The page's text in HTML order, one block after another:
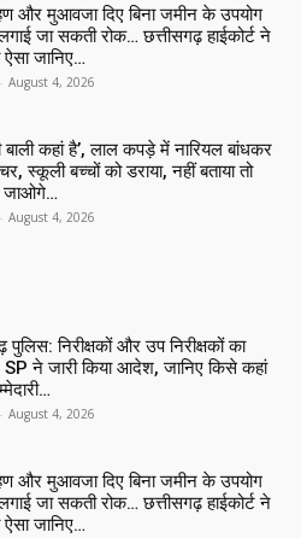
और मुआवजा दिए बिना जमीन के उपयोग
जा सकती रोक… छत्तीसगढ़ हाईकोर्ट ने
ऐसा जानिए…
- August 4, 2026
बाली कहां है’, लाल कपड़े में नारियल बांधकर
स्कूली बच्चों को डराया, नहीं बताया तो
जाओगे…
- August 4, 2026
पुलिस: निरीक्षकों और उप निरीक्षकों का
SP ने जारी किया आदेश, जानिए किसे कहां
- August 4, 2026
और मुआवजा दिए बिना जमीन के उपयोग
जा सकती रोक… छत्तीसगढ़ हाईकोर्ट ने
ऐसा जानिए…